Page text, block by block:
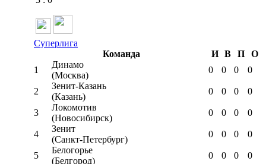
Суперлига
Команда
И В П
О
1
Динамо
(Москва)
0 0 0 0
2
Зенит-Казань
(Казань)
0 0 0 0
3
Локомотив
(Новосибирск)
0 0 0 0
4
Зенит
(Санкт-Петербург)
0 0 0 0
5
Белогорье
(Белгород)
0 0 0 0